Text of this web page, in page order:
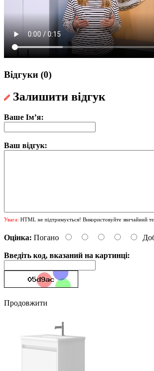
Відгуки (0)
Залишити відгук
Ваше Ім’я:
Ваш відгук:
Увага: HTML не підтримується! Використовуйте звичайний
Оцінка: Погано
Введіть код, вказаний на картинці:
Продовжити